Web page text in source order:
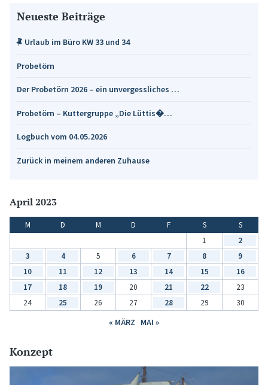
Neueste Beiträge
Urlaub im Büro KW 33 und 34
Probetörn
Der Probetörn 2026 – ein unvergessliches …
Probetörn – Kuttergruppe „Die Lüttis�…
Logbuch vom 04.05.2026
Zurück in meinem anderen Zuhause
April 2023
M D M D F S
S
1
2
3
4 5 6 7 8
9
10
11 12 13 14 15
16
17
18 19 20 21 22
23
24
25 26 27 28 29 30
« MÄRZ MAI »
Konzept